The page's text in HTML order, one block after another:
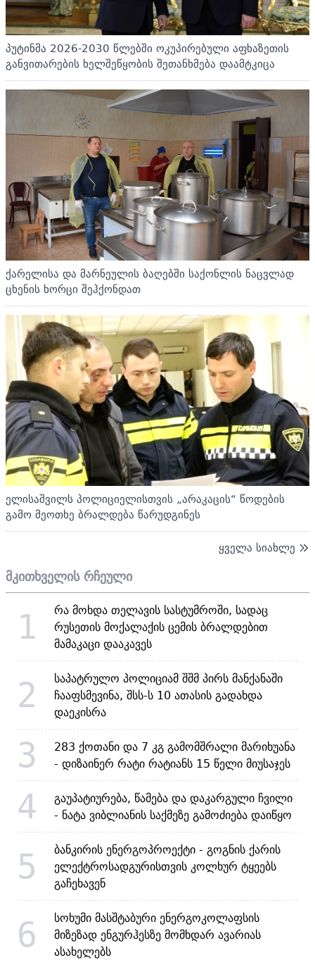
პუტინმა 2026-2030 წლებში ოკუპირებული აფხაზეთის
განვითარების ხელშეწყობის შეთანხმება დაამტკიცა
ქარელისა და მარნეულის ბაღებში საქონლის ნაცვლად
ცხენის ხორცი შეჰქონდათ
ელისაშვილს პოლიციელისთვის „არაკაცის“ წოდების
გამო მეოთხე ბრალდება წარუდგინეს
ყველა სიახლე
მკითხველის რჩეული
1
რა მოხდა თელავის სასტუმროში, სადაც
რუსეთის მოქალაქის ცემის ბრალდებით
მამაკაცი დააკავეს
2
საპატრულო პოლიციამ შშმ პირს მანქანაში
ჩააფსმევინა, შსს-ს 10 ათასის გადახდა
დაეკისრა
3
283 ქოთანი და 7 კგ გამომშრალი მარიხუანა
- დიზაინერ რატი რატიანს 15 წელი მიუსაჯეს
4
გაუპატიურება, წამება და დაკარგული ჩვილი
- ნატა ვიბლიანის საქმეზე გამოძიება დაიწყო
5
ბანკირის ენერგოპროექტი - გოგნის ქარის
ელექტროსადგურისთვის კოლხურ ტყეებს
გაჩეხავენ
6
სოხუმი მასშტაბური ენერგოკოლაფსის
მიზეზად ენგურჰესზე მომხდარ ავარიას
ასახელებს